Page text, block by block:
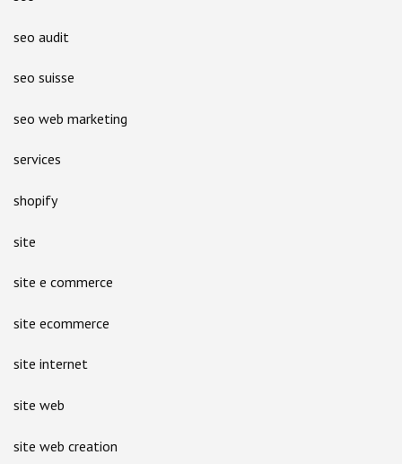
seo audit
seo suisse
seo web marketing
services
shopify
site
site e commerce
site ecommerce
site internet
site web
site web creation